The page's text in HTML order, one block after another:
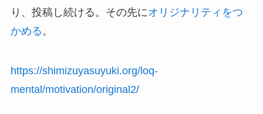
り、投稿し続ける。その先にオリジナリティをつ
かめる 。
https://shimizuyasuyuki.org/loq-
mental/motivation/original2/